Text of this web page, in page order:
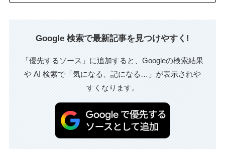
Google 検索で最新記事を見つけやすく!
「優先するソース」に追加すると、Googleの検索結果
や AI 検索で「気になる、記になる…」が表示されや
すくなります。